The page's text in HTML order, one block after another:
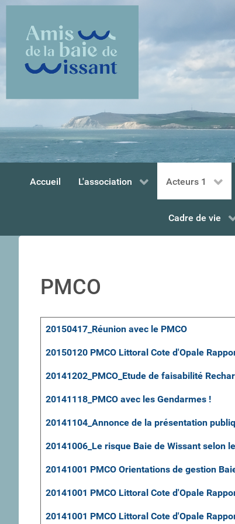
Accueil L'association Acteurs 1
Cadre de vie
PMCO
Articles
Titre Clics
20150417_Réunion avec le PMCO
20150120 PMCO Littoral Cote d'Opale
20141202_PMCO_Etude de faisabilité
20141118_PMCO avec les Gendarmes !
20141104_Annonce de la présentation
20141006_Le risque Baie de Wissant selon
20141001 PMCO Orientations de gestion
20141001 PMCO Littoral Cote d'Opale
20141001 PMCO Littoral Cote d'Opale